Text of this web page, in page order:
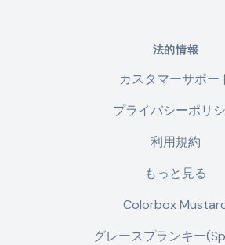
法的情報
カスタマーサポー
プライバシーポリ
利用規約
もっと見る
Colorbox
グレースプランキー